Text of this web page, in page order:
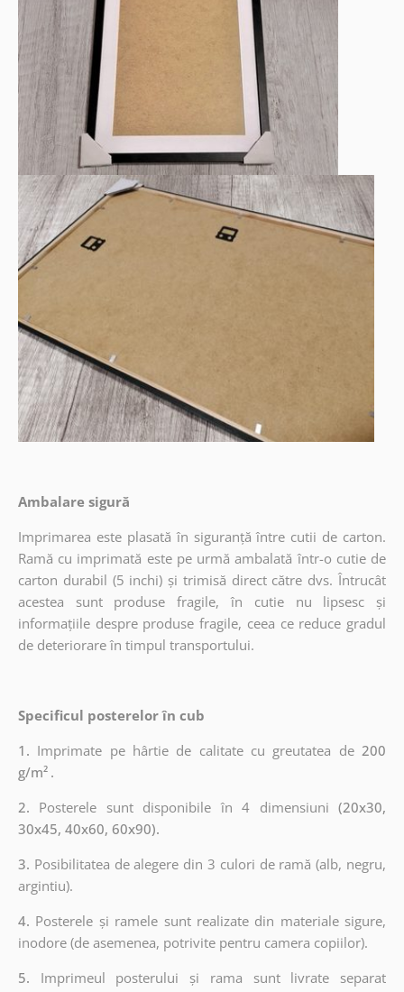
Ambalare sigură
Imprimarea este plasată în siguranță între cutii de carton.
Ramă cu imprimată este pe urmă ambalată într-o cutie de
carton durabil (5 inchi) și trimisă direct către dvs. Întrucât
acestea sunt produse fragile, în cutie nu lipsesc și
informațiile despre produse fragile, ceea ce reduce gradul
de deteriorare în timpul transportului.
Specificul posterelor în cub
1. Imprimate pe hârtie de calitate cu greutatea de200
g/m² .
2. Posterele sunt disponibile în 4 dimensiuni (20x30,
30x45, 40x60, 60x90).
3. Posibilitatea de alegere din 3 culori de ramă (alb, negru,
argintiu).
4. Posterele și ramele sunt realizate din materiale sigure,
inodore (de asemenea, potrivite pentru camera copiilor).
5. Imprimeul posterului și rama sunt livrate separat